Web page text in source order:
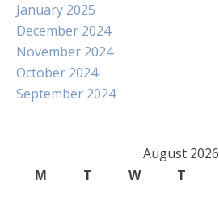
January 2025
December 2024
November 2024
October 2024
September 2024
August 2026
M
T W T